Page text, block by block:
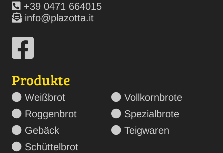
+39 0471 664015
info@plazotta.it
Produkte
Weißbrot
Roggenbrot
Vollkornbrote
Spezialbrote
Gebäck
Schüttelbrot
Teigwaren